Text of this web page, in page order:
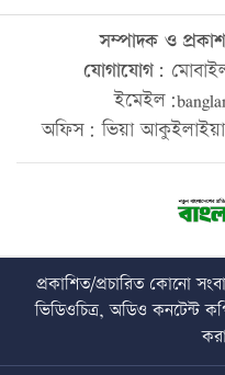
সম্পাদক ও
যোগাযোগ:
অফিস: ভিয়া
প্রকাশিত/প্রচারিত কোনো
ভিডিওচিত্র, অডিও কনটেন্ট